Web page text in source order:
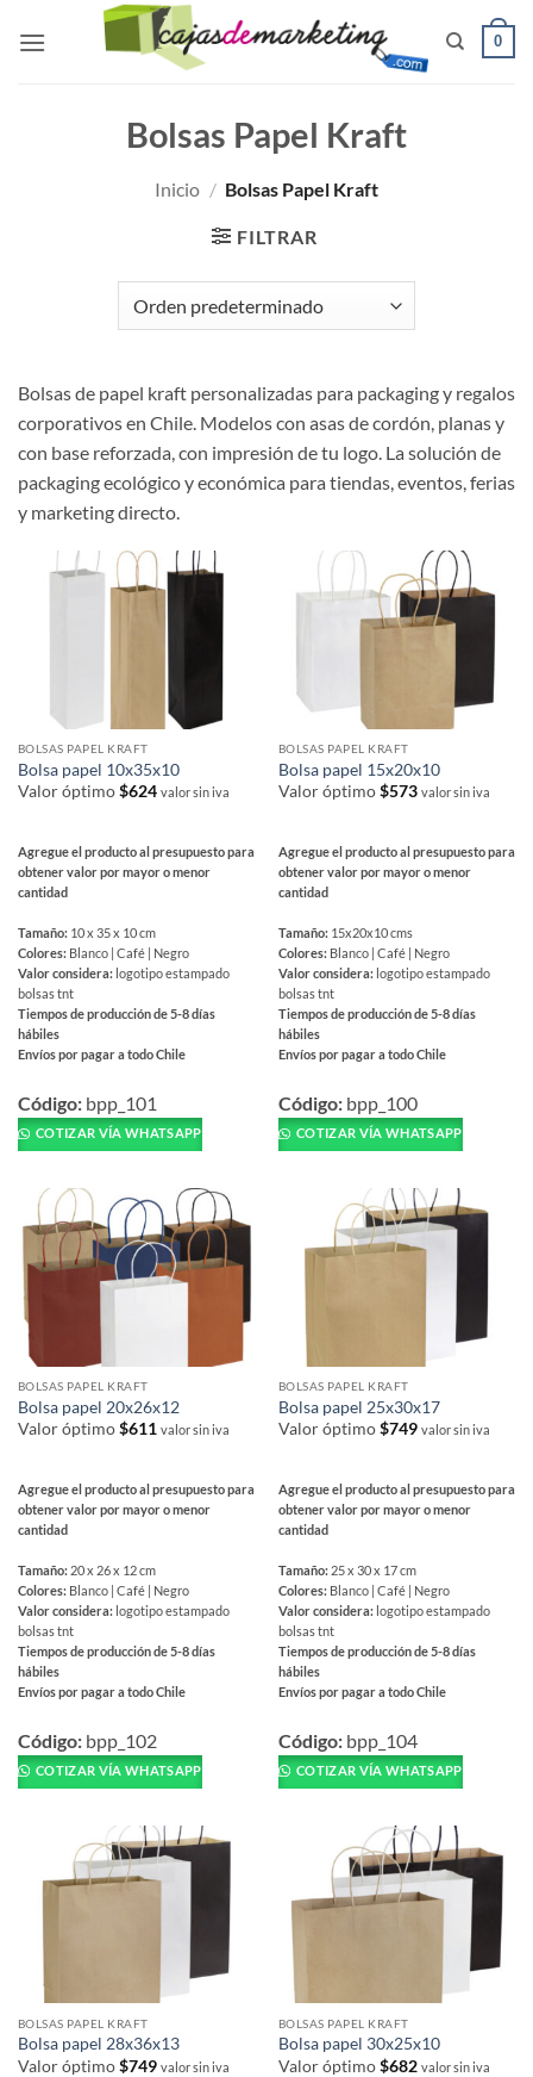
0
Bolsas Papel Kraft
Inicio / Bolsas Papel Kraft
FILTRAR
Bolsas de papel kraft personalizadas para packaging y regalos
corporativos en Chile. Modelos con asas de cordón, planas y
con base reforzada, con impresión de tu logo. La solución de
packaging ecológico y económica para tiendas, eventos, ferias
y marketing directo.
BOLSAS PAPEL KRAFT
Bolsa papel 10x35x10
Valor óptimo$624 valor sin iva
Agregue el producto al presupuesto para
obtener valor por mayor o menor
cantidad
Tamaño: 10 x 35 x 10 cm
Colores: Blanco | Café | Negro
Valor considera: logotipo estampado
bolsas tnt
Tiempos de producción de 5-8 días
hábiles
Envíos por pagar a todo Chile
producto
tiene
múltiples
Las
opciones
pueden
elegir
en
la
de
producto
Código: bpp_101
COTIZAR VÍA WHATSAPP
BOLSAS PAPEL KRAFT
Bolsa papel 15x20x10
Valor óptimo$573 valor sin iva
Agregue el producto al presupuesto para
obtener valor por mayor o menor
cantidad
Tamaño: 15x20x10 cms
Colores: Blanco | Café | Negro
Valor considera: logotipo estampado
bolsas tnt
Tiempos de producción de 5-8 días
hábiles
Envíos por pagar a todo Chile
producto
tiene
múltiples
opciones
de
producto
Código: bpp_100
COTIZAR VÍA WHATSAPP
BOLSAS PAPEL KRAFT
Bolsa papel 20x26x12
Valor óptimo$611 valor sin iva
Agregue el producto al presupuesto para
obtener valor por mayor o menor
cantidad
Tamaño: 20 x 26 x 12 cm
Colores: Blanco | Café | Negro
Valor considera: logotipo estampado
bolsas tnt
Tiempos de producción de 5-8 días
hábiles
Envíos por pagar a todo Chile
producto
tiene
múltiples
opciones
de
producto
Código: bpp_102
COTIZAR VÍA WHATSAPP
BOLSAS PAPEL KRAFT
Bolsa papel 25x30x17
Valor óptimo$749 valor sin iva
Agregue el producto al presupuesto para
obtener valor por mayor o menor
cantidad
Tamaño: 25 x 30 x 17 cm
Colores: Blanco | Café | Negro
Valor considera: logotipo estampado
bolsas tnt
Tiempos de producción de 5-8 días
hábiles
Envíos por pagar a todo Chile
producto
tiene
múltiples
opciones
pueden
elegir
en
de
producto
Código: bpp_104
COTIZAR VÍA WHATSAPP
BOLSAS PAPEL KRAFT
Bolsa papel 28x36x13
Valor óptimo$749 valor sin iva
BOLSAS PAPEL KRAFT
Bolsa papel 30x25x10
Valor óptimo$682 valor sin iva